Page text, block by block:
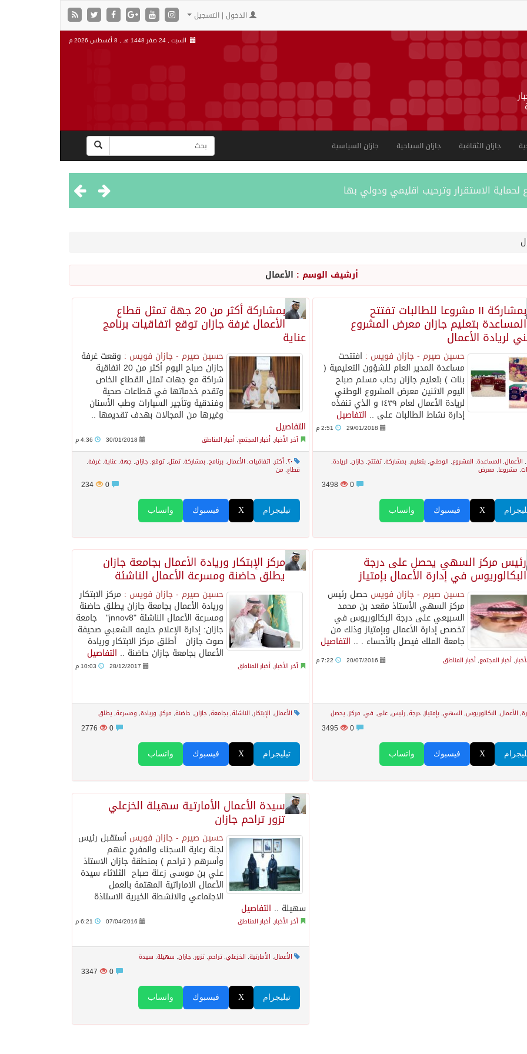
الدخول | التسجيل
السبت , 24 صفر 1448 هـ , 8 أغسطس 2026 م
جازان الثقافية جازان السياحية جازان السياسية
لحماية الاستقرار وترحيب اقليمي ودولي بها
المملكة الدينية وريادتها الحضارية والعالمية
تسهم في دعم أمن واستقرار المنطقة والعالم
السعودي: نرفض استخدام أراضينا منطلقاً لأي هجمات
تطلق «اتفاقية مكة» للدفاع
في المملكة
و اذرع طهران تخطط باعمال ارهابية واسعة تطال دول الشرق الاوسط
في جدة
أرشيف الوسم : الأعمال
بمشاركة أكثر من 20 جهة تمثل قطاع
الأعمال غرفة جازان توقع اتفاقيات برنامج
عناية
حسين صيرم - جازان فويس : وقعت غرفة
جازان صباح اليوم أكثر من 20 اتفاقية
شراكة مع جهات تمثل القطاع الخاص
وتقدم خدماتها في قطاعات صحية
وفندقية وتأجير السيارات وطب الأسنان
وغيرها من المجالات بهدف تقديمها ..
التفاصيل
آخر الأخبار, أخبار المجتمع, أخبار المناطق 30/01/2018
٢٠, أكثر, اتفاقيات, الأعمال, برنامج, بمشاركة, تمثل, توقع, جازان, جهة, عناية, غرفة,
قطاع, من
234
واتساب فيسبوك X تيليجرام
بمشاركة ١١ مشروعا للطالبات تفتتح
المساعدة بتعليم جازان معرض المشروع
لريادة الأعمال
حسين صيرم - جازان فويس : افتتحت
مساعدة المدير العام للشؤون التعليمية (
بنات ) بتعليم جازان رحاب مسلم صباح
اليوم الاثنين معرض المشروع الوطني
لريادة الأعمال لعام ١٤٣٩ و الذي تنفذه
إدارة نشاط الطالبات على .. التفاصيل
29/01/2018 2:51 م
, الأعمال, المساعدة, المشروع, الوطني,بتعليم,بمشاركة,تفتتح,جازان,لريادة,
, مشروعا, معرض
0
3498
واتساب فيسبوك X
مركز الإبتكار وريادة الأعمال بجامعة جازان
يطلق حاضنة ومسرعة الأعمال الناشئة
حسين صيرم - جازان فويس : مركز الابتكار
وريادة الأعمال بجامعة جازان يطلق حاضنة
ومسرعة الأعمال الناشئة "jnnov8" جامعة
جازان: إدارة الإعلام حليمه الشعبي صحيفة
صوت جازان أطلق مركز الابتكار وريادة
الأعمال بجامعة جازان حاضنة .. التفاصيل
آخر الأخبار, أخبار المناطق 28/12/2017
الأعمال, الإبتكار, الناشئة, بجامعة, جازان, حاضنة, مركز, وريادة, ومسرعة, يطلق
2776
واتساب فيسبوك X تيليجرام
رئيس مركز السهي يحصل على درجة
البكالوريوس في إدارة الأعمال بإمتياز
حسين صيرم - جازان فويس حصل رئيس
مركز السهي الأستاذ مقعد بن محمد
السبيعي على درجة البكالوريوس في
تخصص إدارة الأعمال وبإمتياز وذلك من
جامعة الملك فيصل بالأحساء . .. التفاصيل
,أخبار المجتمع,أخبار المناطق 20/07/2016 7:22 م
, الأعمال, البكالوريوس, السهي,بإمتياز,درجة,رئيس,على, في, مركز, يحصل
0
3495
واتساب فيسبوك X
سيدة الأعمال الأمارتية سهيلة الخزعلي
تزور تراحم جازان
حسين صيرم - جازان فويس أستقبل رئيس
لجنة رعاية السجناء والمفرج عنهم
وأسرهم ( تراحم ) بمنطقة جازان الاستاذ
علي بن موسى زعلة صباح الثلاثاء سيدة
الأعمال الاماراتية المهتمة بالعمل
الاجتماعي والانشطة الخيرية الاستاذة
سهيلة .. التفاصيل
آخر الأخبار, أخبار المناطق 07/04/2016
الأعمال, الأمارتية, الخزعلي, تراحم, تزور, جازان, سهيلة, سيدة
3347
واتساب فيسبوك X تيليجرام